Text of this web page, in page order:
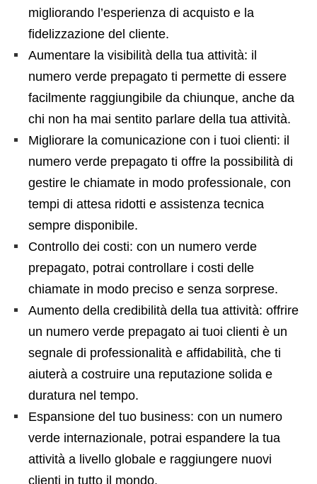
migliorando l’esperienza di acquisto e la
fidelizzazione del cliente.
Aumentare la visibilità della tua attività: il
numero verde prepagato ti permette di essere
facilmente raggiungibile da chiunque, anche da
chi non ha mai sentito parlare della tua attività.
Migliorare la comunicazione con i tuoi clienti: il
numero verde prepagato ti offre la possibilità di
gestire le chiamate in modo professionale, con
tempi di attesa ridotti e assistenza tecnica
sempre disponibile.
Controllo dei costi: con un numero verde
prepagato, potrai controllare i costi delle
chiamate in modo preciso e senza sorprese.
Aumento della credibilità della tua attività: offrire
un numero verde prepagato ai tuoi clienti è un
segnale di professionalità e affidabilità, che ti
aiuterà a costruire una reputazione solida e
duratura nel tempo.
Espansione del tuo business: con un numero
verde internazionale, potrai espandere la tua
attività a livello globale e raggiungere nuovi
clienti in tutto il mondo.